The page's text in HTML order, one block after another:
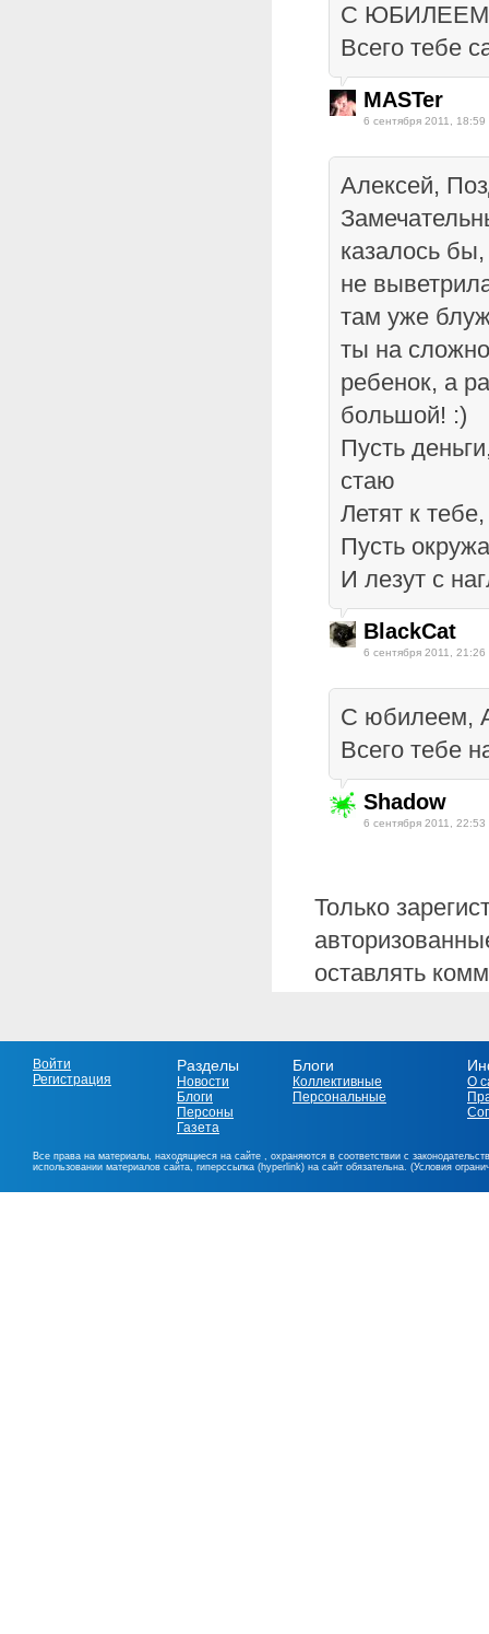
C
Всего тебе
MASTer
6 сентября 2011, 18:59
Алексей,
казалось
не
там уже
ты на
ребенок, а
большой! :)
Пусть
стаю
Летят к
Пусть
И лезут с
BlackCat
6 сентября 2011, 21:26
С юбилеем,
Всего тебе
Shadow
6 сентября 2011, 22:53
Только
оставлять
Войти
Регистрация
Разделы
Новости
Блоги
Персоны
Газета
Блоги
Коллективные
Персональные
О
Все права на материалы, находящиеся на сайте , охраняются в соответствии с
использовании материалов сайта, гиперссылка (hyperlink) на сайт обязательна. (Условия